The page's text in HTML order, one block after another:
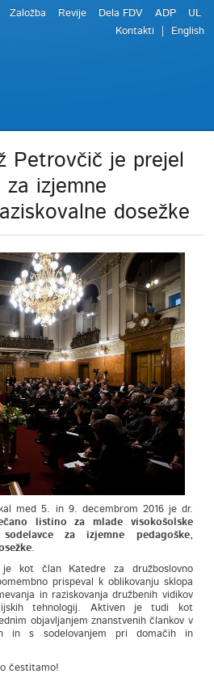
Založba Revije Dela FDV ADP
UL
Kontakti
English
Petrovčič je prejel
izjemne
dosežke
med 5. in 9. decembrom 2016 je dr.
listino za mlade visokošolske
za izjemne pedagoške,
.
kot član Katedre za družboslovno
prispeval k oblikovanju sklopa
in raziskovanja družbenih vidikov
tehnologij. Aktiven je tudi kot
objavljanjem znanstvenih člankov v
in s sodelovanjem pri domačih in
čestitamo!